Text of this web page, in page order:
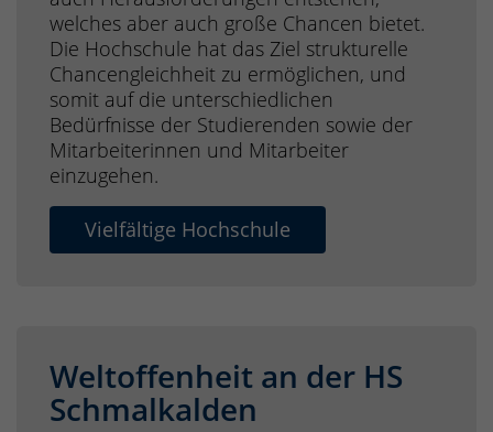
welches aber auch große Chancen bietet.
Die Hochschule hat das Ziel strukturelle
Chancengleichheit zu ermöglichen, und
somit auf die unterschiedlichen
Bedürfnisse der Studierenden sowie der
Mitarbeiterinnen und Mitarbeiter
einzugehen.
Vielfältige Hochschule
Weltoffenheit an der HS
Schmalkalden